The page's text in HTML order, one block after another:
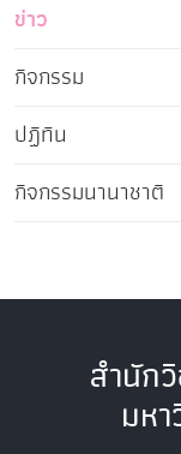
ข่าว
กิจกรรม
ปฏิทิน
กิจกรรมนานาชาติ
สำนัก
มห